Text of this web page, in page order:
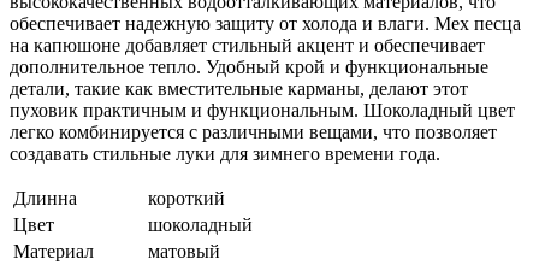
обеспечивает надежную защиту от холода и влаги. Мех песца
на капюшоне добавляет стильный акцент и обеспечивает
дополнительное тепло. Удобный крой и функциональные
детали, такие как вместительные карманы, делают этот
пуховик практичным и функциональным. Шоколадный цвет
легко комбинируется с различными вещами, что позволяет
создавать стильные луки для зимнего времени года.
Длинна
короткий
Цвет
шоколадный
Материал
матовый